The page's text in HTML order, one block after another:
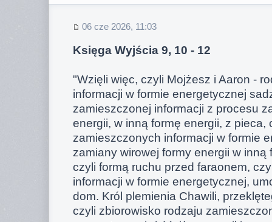
06 cze 2026, 11:03
Księga Wyjścia 9, 10 - 12
"Wzięli więc, czyli Mojżesz i Aaron -
informacji w formie energetycznej
zamieszczonej informacji z procesu
energii, w inną formę energii, z pieca,
zamieszczonych informacji w formie
zamiany wirowej formy energii w inną
czyli formą ruchu przed faraonem,
informacji w formie energetycznej,
dom. Król plemienia Chawili,
czyli zbiorowisko rodzaju